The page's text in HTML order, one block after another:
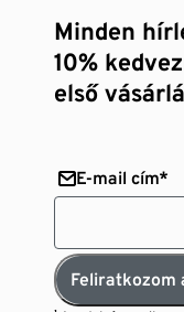
Minden
10%
első
E-mail cím*
Feliratkozom